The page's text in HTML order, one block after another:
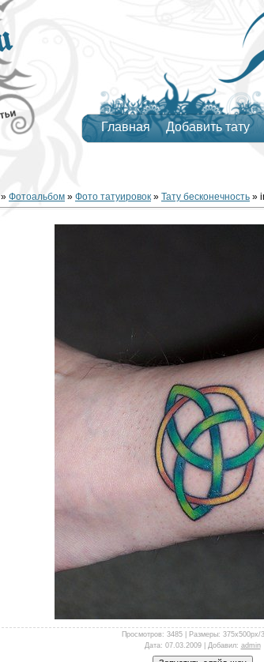
Главная Добавить тату
» Фотоальбом » Фото татуировок » Тату бесконечность »
Просмотров: 3485 | Размеры: 375x500px/
Дата: 07.03.2009 | Добавил: admin